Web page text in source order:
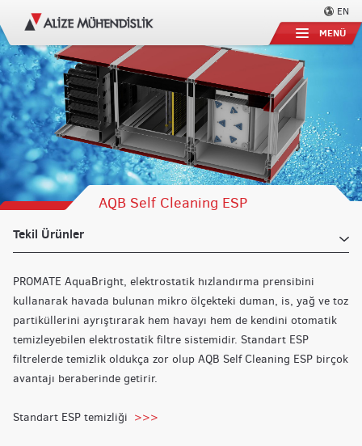
EN
MENÜ
AQB Self Cleaning ESP
Tekil Ürünler
PROMATE AquaBright, elektrostatik hızlandırma prensibini
kullanarak havada bulunan mikro ölçekteki duman, is, yağ ve toz
partiküllerini ayrıştırarak hem havayı hem de kendini otomatik
temizleyebilen elektrostatik filtre sistemidir. Standart ESP
filtrelerde temizlik oldukça zor olup AQB Self Cleaning ESP birçok
avantajı beraberinde getirir.
Standart ESP temizliği >>>